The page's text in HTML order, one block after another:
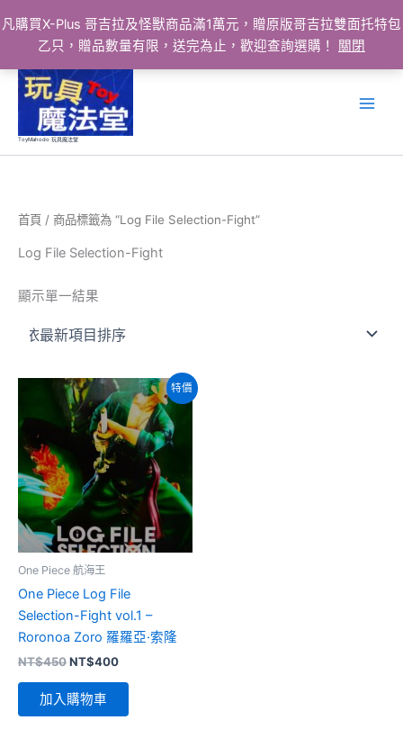
凡購買X-Plus 哥吉拉及怪獸商品滿1萬元，贈原版哥吉拉雙面托特包
乙只，贈品數量有限，送完為止，歡迎查詢選購！
關閉
ToyMahodo 玩具魔法堂
首頁 / 商品標籤為 “Log File Selection-Fight”
Log File Selection-Fight
顯示單一結果
特價
One Piece 航海王
One Piece Log File
Selection-Fight vol.1 –
Roronoa Zoro 羅羅亞·索隆
NT$450原
價
格：
NT$400目
加入購物車